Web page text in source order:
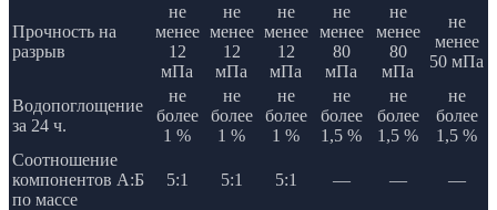
Прочность на
разрыв
не
менее
12
мПа
не
менее
12
мПа
не
менее
12
мПа
не
менее
80
мПа
не
менее
80
мПа
не
менее
50 мПа
Водопоглощение
за 24 ч.
не
более
1 %
не
более
1 %
не
более
1 %
не
более
1,5 %
не
более
1,5 %
не
более
1,5 %
Соотношение
компонентов А:Б
по массе
5:1 5:1 5:1 — — —